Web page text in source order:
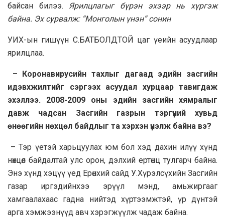
байсан билээ. Ярилцлагыг бүрэн эхээр нь хүргэж
байна. Эх сурвалж: “Монголын үнэн” сонин
УИХ-ын гишүүн С.БАТБОЛДТОЙ цаг үеийн асуудлаар
ярилцлаа.
– Коронавирусийн тахлыг дагаад эдийн засгийн
идэвхжилтийг сэргээх асуудал хурцаар тавигдаж
эхэллээ. 2008-2009 оны эдийн засгийн хямралыг
давж чадсан Засгийн газрын тэргүүний хувьд
өнөөгийн нөхцөл байдлыг та хэрхэн үнэлж байна вэ?
– Тэр үетэй харьцуулах юм бол хэд дахин илүү хүнд
нөхцөл байдалтай улс орон, дэлхий ертөнц тулгарч байна.
Энэ хүнд хэцүү үед Ерөнхий сайд У.Хүрэлсүхийн Засгийн
газар иргэдийнхээ эрүүл мэнд, амьжиргааг
хамгаалахаас гадна нийтэд хүртээмжтэй, үр дүнтэй
арга хэмжээнүүд авч хэрэгжүүлж чадаж байна.